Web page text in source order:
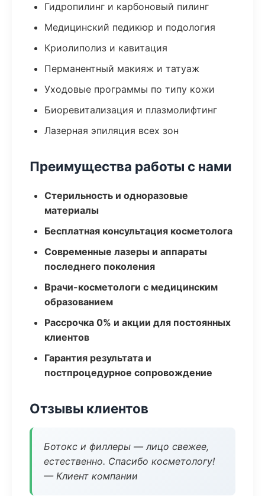
Гидропилинг и карбоновый пилинг
Медицинский педикюр и подология
Криолиполиз и кавитация
Перманентный макияж и татуаж
Уходовые программы по типу кожи
Биоревитализация и плазмолифтинг
Лазерная эпиляция всех зон
Преимущества работы с нами
Стерильность и одноразовые
материалы
Бесплатная консультация косметолога
Современные лазеры и аппараты
последнего поколения
Врачи-косметологи с медицинским
образованием
Рассрочка 0% и акции для постоянных
клиентов
Гарантия результата и
постпроцедурное сопровождение
Отзывы клиентов
Ботокс и филлеры — лицо свежее,
естественно. Спасибо косметологу!
— Клиент компании